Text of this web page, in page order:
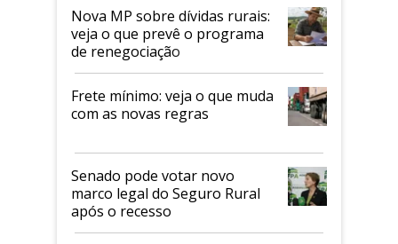
Nova MP sobre dívidas rurais:
veja o que prevê o programa
de renegociação
Frete mínimo: veja o que muda
com as novas regras
Senado pode votar novo
marco legal do Seguro Rural
após o recesso